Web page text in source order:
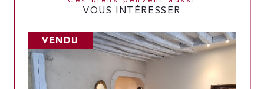
VOUS INTÉRESSER
VENDU